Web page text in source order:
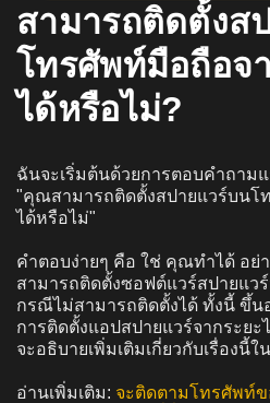
สามารถติดตั้งส
โทรศัพท์มือถือจ
ได้หรือไม่?
ฉันจะเริ่มต้นด้วยการตอบคำถาม
"คุณสามารถติดตั้งสปายแวร์บนโ
ได้หรือไม่"
คำตอบง่ายๆ คือ ใช่ คุณทำได้ อย่
สามารถติดตั้งซอฟต์แวร์สปายแว
กรณีไม่สามารถติดตั้งได้ ทั้งนี้ ขึ้น
การติดตั้งแอปสปายแวร์จากระย
จะอธิบายเพิ่มเติมเกี่ยวกับเรื่องนี้
อ่านเพิ่มเติม: จะติดตามโทรศัพท์ข